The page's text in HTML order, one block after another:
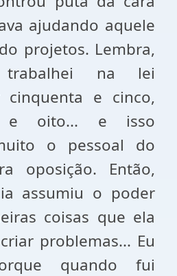
ajudando aquele
projetos. Lembra,
na lei
cinquenta e cinco,
e oito... e isso
o pessoal do
oposição. Então,
assumiu o poder
coisas que ela
problemas... Eu
quando fui